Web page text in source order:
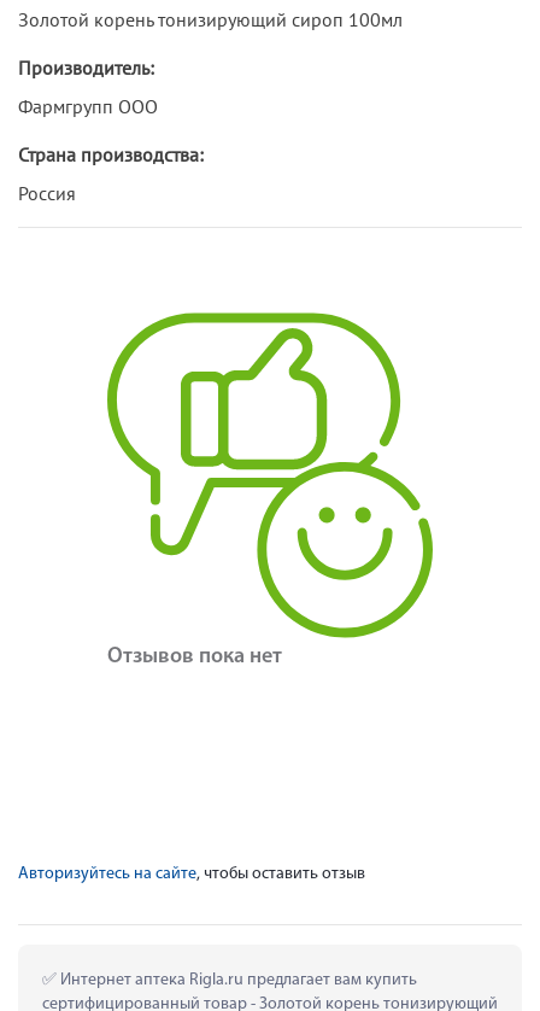
Золотой корень тонизирующий сироп 100мл
Производитель:
Фармгрупп ООО
Страна производства:
Россия
Отзывов пока нет
Авторизуйтесь на сайте, чтобы оставить отзыв
Интернет аптека Rigla.ru предлагает вам купить
сертифицированный товар - Золотой корень тонизирующий